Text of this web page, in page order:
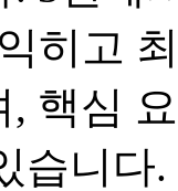
히고
핵심
습니다